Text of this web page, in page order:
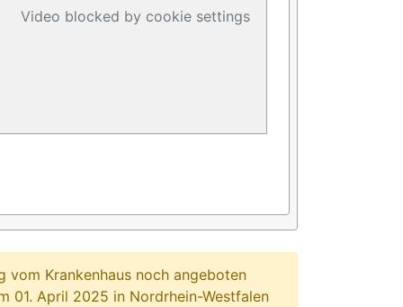
Video blocked by cookie settings
vom Krankenhaus noch angeboten
01. April 2025 in Nordrhein-Westfalen